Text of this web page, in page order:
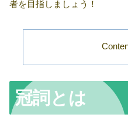
者を目指しましょう！
冠詞とは